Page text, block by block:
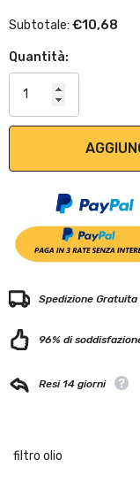
Subtotale: €10,68
Quantità:
Spedizione
96% di
Resi 14 giorni
filtro olio